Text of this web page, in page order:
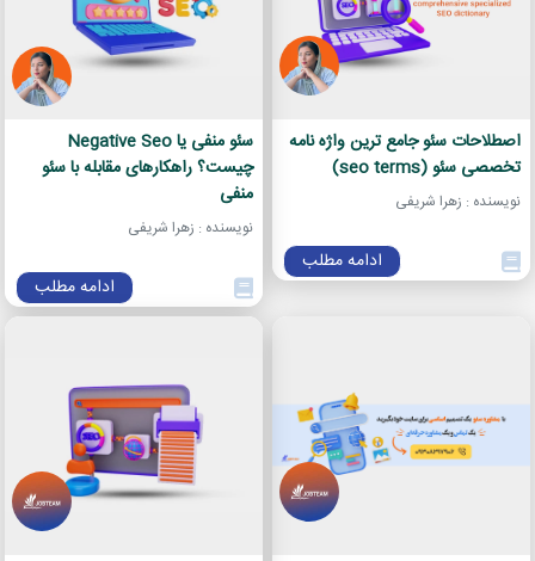
اصطلاحات سئو جامع ترین واژه نامه
تخصصی سئو (seo terms)
نویسنده : زهرا شریفی
ادامه مطلب
سئو منفی یا Negative Seo
چیست؟ راهکارهای مقابله با سئو
منفی
نویسنده : زهرا شریفی
ادامه مطلب